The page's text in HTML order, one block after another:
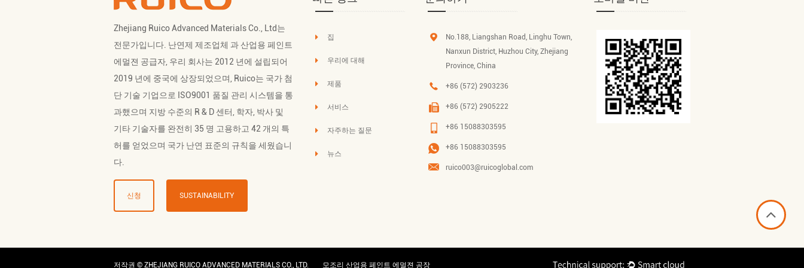
Zhejiang Ruico Advanced Materials Co., Ltd는
전문가입니다. 난연제 제조업체 과산업용 페인트
에멀젼 공급자 , 우리 회사는 2012 년에 설립되어
2019 년에 중국에 상장되었으며, Ruico는 국가 첨
단 기술 기업으로 ISO9001 품질 관리 시스템을 통
과했으며 지방 수준의 R & D 센터, 학자, 박사 및
기타 기술자를 완전히 35 명 고용하고 42 개의 특
허를 얻었으며 국가 난연 표준의 규칙을 세웠습니
다.
신청 SUSTAINABILITY
집
우리에 대해
제품
서비스
자주하는 질문
뉴스
No.188, Liangshan Road, Linghu Town,
Nanxun District, Huzhou City, Zhejiang
Province, China
+86 (572) 2903236
+86 (572) 2905222
+86 15088303595
+86 15088303595
ruico003@ruicoglobal.com
저작권 © ZHEJIANG RUICO ADVANCED MATERIALS CO., LTD. 모조리 산업용 페인트 에멀젼 공장